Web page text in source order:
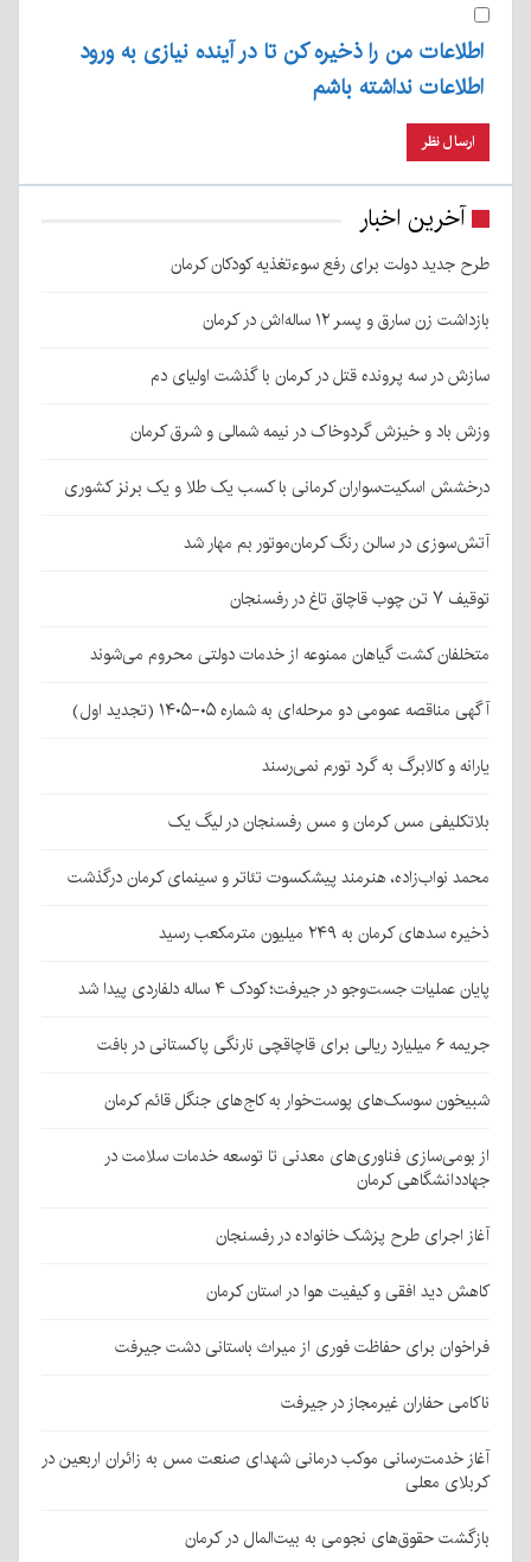
اطلاعات من را ذخیره کن تا در آینده نیازی به ورود
اطلاعات نداشته باشم
آخرین اخبار
طرح جدید دولت برای رفع سوءتغذیه کودکان کرمان
بازداشت زن سارق و پسر ۱۲ ساله‌اش در کرمان
سازش در سه پرونده قتل در کرمان با گذشت اولیای دم
وزش باد و خیزش گردوخاک در نیمه شمالی و شرق کرمان
درخشش اسکیت‌سواران کرمانی با کسب یک طلا و یک برنز کشوری
آتش‌سوزی در سالن رنگ کرمان‌موتور بم مهار شد
توقیف ۷ تن چوب قاچاق تاغ در رفسنجان
متخلفان کشت گیاهان ممنوعه از خدمات دولتی محروم می‌شوند
آگهی مناقصه عمومی دو مرحله‌ای به شماره ۰۵-۱۴۰۵ (تجدید اول)
یارانه و کالابرگ به گرد تورم نمی‌رسند
بلاتکلیفی مس کرمان و مس رفسنجان در لیگ یک
محمد نواب‌زاده، هنرمند پیشکسوت تئاتر و سینمای کرمان درگذشت
ذخیره سدهای کرمان به ۲۴۹ میلیون مترمکعب رسید
پایان عملیات جست‌وجو در جیرفت؛ کودک ۴ ساله دلفاردی پیدا شد
جریمه ۶ میلیارد ریالی برای قاچاقچی نارنگی پاکستانی در بافت
شبیخون سوسک‌های پوست‌خوار به کاج‌های جنگل قائم کرمان
از بومی‌سازی فناوری‌های معدنی تا توسعه خدمات سلامت در
جهاددانشگاهی کرمان
آغاز اجرای طرح پزشک خانواده در رفسنجان
کاهش دید افقی و کیفیت هوا در استان کرمان
فراخوان برای حفاظت فوری از میراث باستانی دشت جیرفت
ناکامی حفاران غیرمجاز در جیرفت
آغاز خدمت‌رسانی موکب درمانی شهدای صنعت مس به زائران اربعین در
کربلای معلی
بازگشت حقوق‌های نجومی به بیت‌المال در کرمان